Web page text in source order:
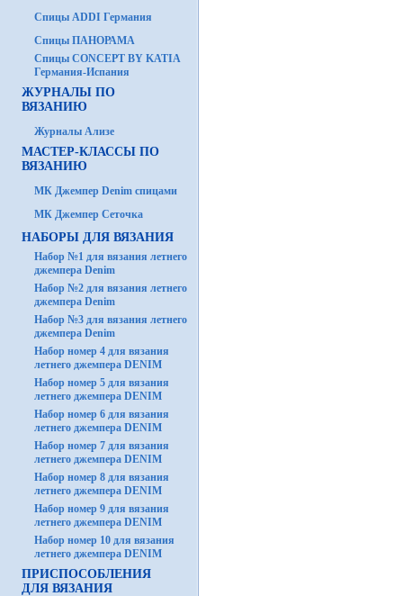
Спицы ADDI Германия
Спицы ПАНОРАМА
Спицы CONCEPT BY KATIA
Германия-Испания
ЖУРНАЛЫ ПО
ВЯЗАНИЮ
Журналы Ализе
МАСТЕР-КЛАССЫ ПО
ВЯЗАНИЮ
МК Джемпер Denim спицами
МК Джемпер Сеточка
НАБОРЫ ДЛЯ ВЯЗАНИЯ
Набор №1 для вязания летнего
джемпера Denim
Набор №2 для вязания летнего
джемпера Denim
Набор №3 для вязания летнего
джемпера Denim
Набор номер 4 для вязания
летнего джемпера DENIM
Набор номер 5 для вязания
летнего джемпера DENIM
Набор номер 6 для вязания
летнего джемпера DENIM
Набор номер 7 для вязания
летнего джемпера DENIM
Набор номер 8 для вязания
летнего джемпера DENIM
Набор номер 9 для вязания
летнего джемпера DENIM
Набор номер 10 для вязания
летнего джемпера DENIM
ПРИСПОСОБЛЕНИЯ
ДЛЯ ВЯЗАНИЯ